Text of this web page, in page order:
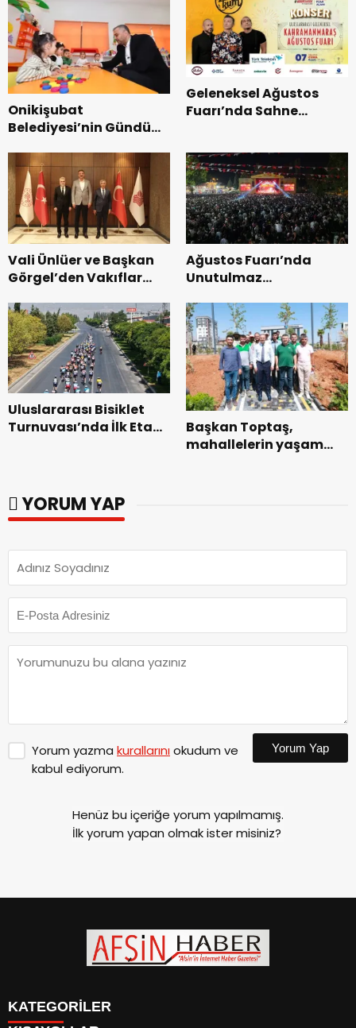
Onikişubat
Belediyesi’nin Gündüz
dönemin ön kayıtları
başladı.
Geleneksel Ağustos
Fuarı’nda Sahne
Vali Ünlüer ve Başkan
Görgel’den Vakıflar
ziyaret.
Ağustos Fuarı’nda
Unutulmaz
Uluslararası Bisiklet
Turnuvası’nda İlk Etap
Başkan Toptaş,
mahallelerin yaşam
YORUM YAP
Yorum yazma kurallarınıokudum ve
kabul ediyorum.
Yorum Yap
Henüz bu içeriğe yorum yapılmamış.
İlk yorum yapan olmak ister misiniz?
KATEGORİLER